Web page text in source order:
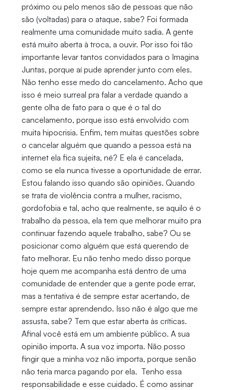
próximo ou pelo menos são de pessoas que não
são (voltadas) para o ataque, sabe? Foi formada
realmente uma comunidade muito sadia. A gente
está muito aberta à troca, a ouvir. Por isso foi tão
importante levar tantos convidados para o Imagina
Juntas, porque aí pude aprender junto com eles.
Não tenho esse medo do cancelamento. Acho que
isso é meio surreal pra falar a verdade quando a
gente olha de fato para o que é o tal do
cancelamento, porque isso está envolvido com
muita hipocrisia. Enfim, tem muitas questões sobre
o cancelar alguém que quando a pessoa está na
internet ela fica sujeita, né? E ela é cancelada,
como se ela nunca tivesse a oportunidade de errar.
Estou falando isso quando são opiniões. Quando
se trata de violência contra a mulher, racismo,
gordofobia e tal, acho que realmente, se aquilo é o
trabalho da pessoa, ela tem que melhorar muito pra
continuar fazendo aquele trabalho, sabe? Ou se
posicionar como alguém que está querendo de
fato melhorar. Eu não tenho medo disso porque
hoje quem me acompanha está dentro de uma
comunidade de entender que a gente pode errar,
mas a tentativa é de sempre estar acertando, de
sempre estar aprendendo. Isso não é algo que me
assusta, sabe? Tem que estar aberta às críticas.
Afinal você está em um ambiente público. A sua
opinião importa. A sua voz importa. Não posso
fingir que a minha voz não importa, porque senão
não teria marca pagando por ela. Tenho essa
responsabilidade e esse cuidado. É como assinar